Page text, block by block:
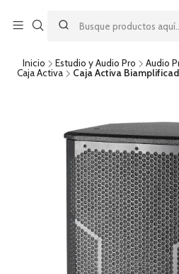
descuento por
por una compra mínima de $49.990.
acumulable a otras promociones ni
Inicio Estudio y Audio Pro Audio
Caja Activa
Caja Activa